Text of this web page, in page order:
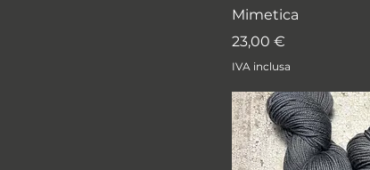
Mimetica
Prezzo
23,00 €
IVA inclusa